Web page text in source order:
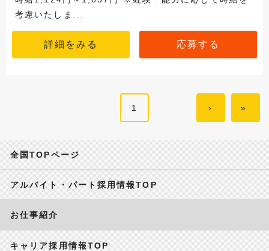
考慮いたしま...
詳細をみる 応募する
1 › »
全国TOPページ
アルバイト・パート採用情報TOP
お仕事紹介
キャリア採用情報TOP